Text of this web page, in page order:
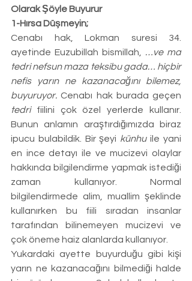
Olarak Şöyle Buyurur
1-Hırsa Düşmeyin;
Cenabı hak, Lokman suresi 34.
ayetinde Euzubillah bismillah, …ve ma
tedri nefsun maza teksibu gada… hiçbir
nefis yarın ne kazanacağını bilemez,
buyuruyor.
tedri fiilini çok özel yerlerde kullanır.
Bunun anlamın araştırdığımızda biraz
ipucu bulabildik. Bir şeyi künhu ile yani
en ince detayı ile ve mucizevi olaylar
hakkında bilgilendirme yapmak istediği
zaman kullanıyor. Normal
bilgilendirmede alim, muallim şeklinde
kullanırken bu fiili sıradan insanlar
tarafından bilinemeyen mucizevi ve
çok öneme haiz alanlarda kullanıyor.
Yukardaki ayette buyurduğu gibi kişi
yarın ne kazanacağını bilmediği halde